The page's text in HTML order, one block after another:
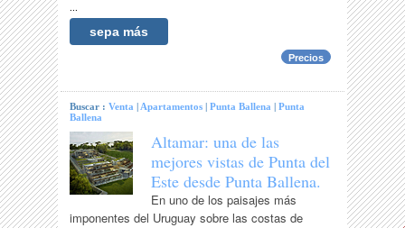
...
sepa más
Precios
Buscar :Venta |Apartamentos |Punta Ballena |Punta
Ballena
Altamar: una de las
mejores vistas de Punta del
Este desde Punta Ballena.
En uno de los paisajes más
imponentes del Uruguay sobre las costas de